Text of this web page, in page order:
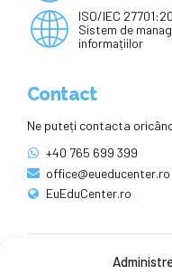
ISO/IEC
Sistem de
informațiilor
Contact
Ne puteți contacta
+40 765 699 399
office@eueducenter.ro
EuEduCenter.ro